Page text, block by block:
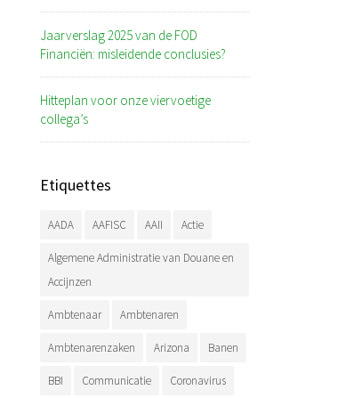
Jaarverslag 2025 van de FOD
Financiën: misleidende conclusies?
Hitteplan voor onze viervoetige
collega’s
Etiquettes
AADA AAFISC AAII Actie
Algemene Administratie van Douane en
Accijnzen
Ambtenaar Ambtenaren
Ambtenarenzaken Arizona Banen
BBI Communicatie Coronavirus